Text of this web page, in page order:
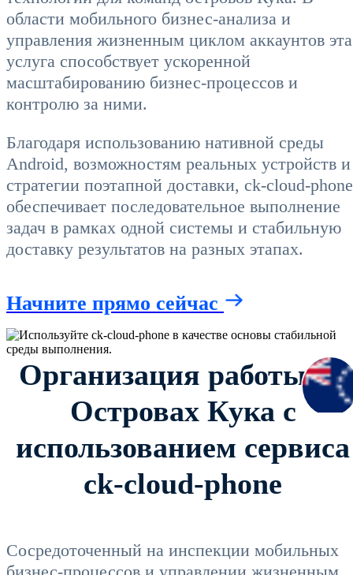
области мобильного бизнес-анализа и
управления жизненным циклом аккаунтов эта
услуга способствует ускоренной
масштабированию бизнес-процессов и
контролю за ними.
Благодаря использованию нативной среды
Android, возможностям реальных устройств и
стратегии поэтапной доставки, ck-cloud-phone
обеспечивает последовательное выполнение
задач в рамках одной системы и стабильную
доставку результатов на разных этапах.
Начните прямо сейчас
Организация работы на
Островах Кука с
использованием сервиса
ck-cloud-phone
Сосредоточенный на инспекции мобильных